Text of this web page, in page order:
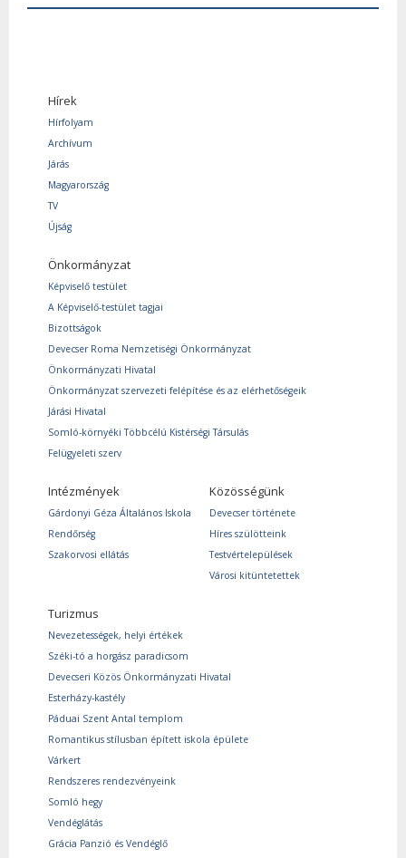
Hírek
Hírfolyam
Archívum
Járás
Magyarország
TV
Újság
Önkormányzat
Képviselő testület
A Képviselő-testület tagjai
Bizottságok
Devecser Roma Nemzetiségi Önkormányzat
Önkormányzati Hivatal
Önkormányzat szervezeti felépítése és az elérhetőségeik
Járási Hivatal
Somló-környéki Többcélú Kistérségi Társulás
Felügyeleti szerv
Intézmények
Gárdonyi Géza Általános Iskola
Rendőrség
Szakorvosi ellátás
Közösségünk
Devecser története
Híres szülötteink
Testvértelepülések
Városi kitüntetettek
Turizmus
Nevezetességek, helyi értékek
Széki-tó a horgász paradicsom
Devecseri Közös Önkormányzati Hivatal
Esterházy-kastély
Páduai Szent Antal templom
Romantikus stílusban épített iskola épülete
Várkert
Rendszeres rendezvényeink
Somló hegy
Vendéglátás
Grácia Panzió és Vendéglő